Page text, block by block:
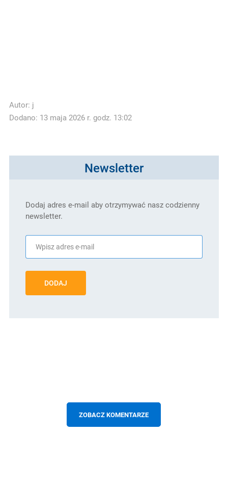
Autor: j
Dodano: 13 maja 2026 r. godz. 13:02
Newsletter
Dodaj adres e-mail aby otrzymywać nasz codzienny
newsletter.
DODAJ
ZOBACZ KOMENTARZE